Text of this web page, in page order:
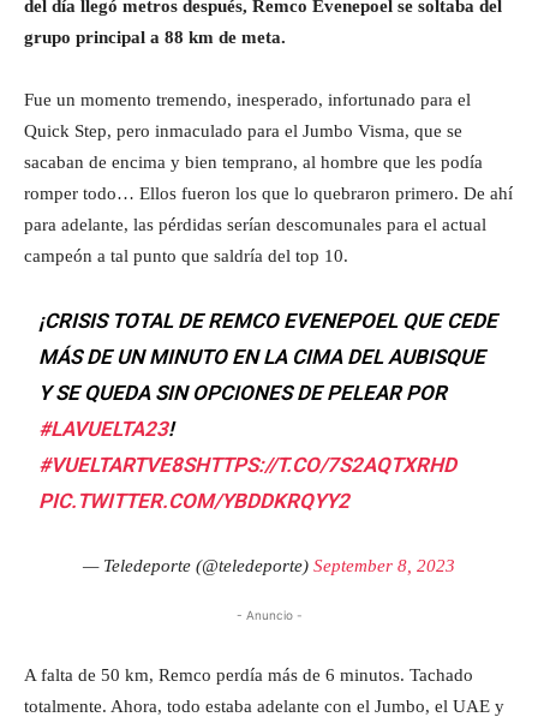
del día llegó metros después, Remco Evenepoel se soltaba del
grupo principal a 88 km de meta.
Fue un momento tremendo, inesperado, infortunado para el
Quick Step, pero inmaculado para el Jumbo Visma, que se
sacaban de encima y bien temprano, al hombre que les podía
romper todo… Ellos fueron los que lo quebraron primero. De ahí
para adelante, las pérdidas serían descomunales para el actual
campeón a tal punto que saldría del top 10.
¡CRISIS TOTAL DE REMCO EVENEPOEL QUE CEDE
MÁS DE UN MINUTO EN LA CIMA DEL AUBISQUE
Y SE QUEDA SIN OPCIONES DE PELEAR POR
#LAVUELTA23!
#VUELTARTVE8SHTTPS://T.CO/7S2AQTXRHD
PIC.TWITTER.COM/YBDDKRQYY2
— Teledeporte (@teledeporte) September 8, 2023
- Anuncio -
A falta de 50 km, Remco perdía más de 6 minutos. Tachado
totalmente. Ahora, todo estaba adelante con el Jumbo, el UAE y